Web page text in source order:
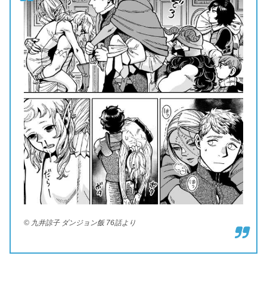
© 九井諒子 ダンジョン飯 76話より